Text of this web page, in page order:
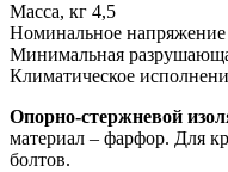
Масса, кг 4,5
Номинальное напряжение
Минимальная
Климатическое
Опорно-стержневой
материал – фарфор. Для
болтов.